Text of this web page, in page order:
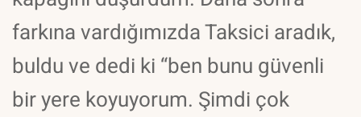
farkına vardığımızda Taksici aradık,
buldu ve dedi ki “ben bunu güvenli
bir yere koyuyorum. Şimdi çok